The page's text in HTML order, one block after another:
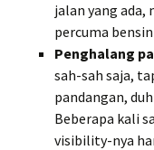
jalan yang ada,
percuma
Penghalang
sah-sah saja,
pandangan,
Beberapa kali
visibility-nya